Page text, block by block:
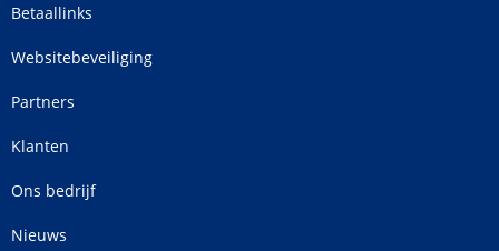
Betaallinks
Websitebeveiliging
Partners
Klanten
Ons bedrijf
Nieuws